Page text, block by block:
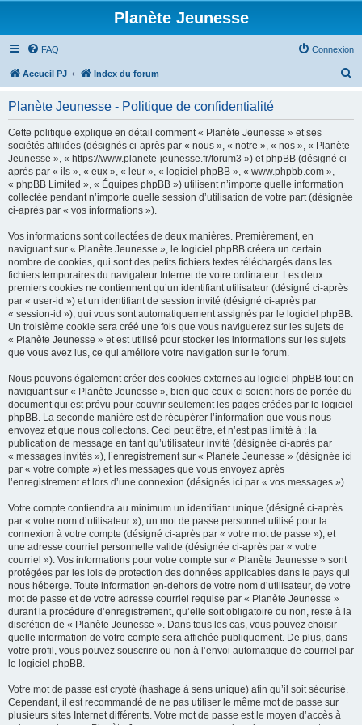
Planète Jeunesse
FAQ Connexion
Accueil PJ Index du forum
Planète Jeunesse - Politique de confidentialité
Cette politique explique en détail comment « Planète Jeunesse » et ses
sociétés affiliées (désignés ci-après par « nous », « notre », « nos », « Planète
Jeunesse », « https://www.planete-jeunesse.fr/forum3 ») et phpBB (désigné ci-
après par « ils », « eux », « leur », « logiciel phpBB », « www.phpbb.com »,
« phpBB Limited », « Équipes phpBB ») utilisent n’importe quelle information
collectée pendant n’importe quelle session d’utilisation de votre part (désignée
ci-après par « vos informations »).
Vos informations sont collectées de deux manières. Premièrement, en
naviguant sur « Planète Jeunesse », le logiciel phpBB créera un certain
nombre de cookies, qui sont des petits fichiers textes téléchargés dans les
fichiers temporaires du navigateur Internet de votre ordinateur. Les deux
premiers cookies ne contiennent qu’un identifiant utilisateur (désigné ci-après
par « user-id ») et un identifiant de session invité (désigné ci-après par
« session-id »), qui vous sont automatiquement assignés par le logiciel phpBB.
Un troisième cookie sera créé une fois que vous naviguerez sur les sujets de
« Planète Jeunesse » et est utilisé pour stocker les informations sur les sujets
que vous avez lus, ce qui améliore votre navigation sur le forum.
Nous pouvons également créer des cookies externes au logiciel phpBB tout en
naviguant sur « Planète Jeunesse », bien que ceux-ci soient hors de portée du
document qui est prévu pour couvrir seulement les pages créées par le logiciel
phpBB. La seconde manière est de récupérer l’information que vous nous
envoyez et que nous collectons. Ceci peut être, et n’est pas limité à : la
publication de message en tant qu’utilisateur invité (désignée ci-après par
« messages invités »), l’enregistrement sur « Planète Jeunesse » (désignée ici
par « votre compte ») et les messages que vous envoyez après
l’enregistrement et lors d’une connexion (désignés ici par « vos messages »).
Votre compte contiendra au minimum un identifiant unique (désigné ci-après
par « votre nom d’utilisateur »), un mot de passe personnel utilisé pour la
connexion à votre compte (désigné ci-après par « votre mot de passe »), et
une adresse courriel personnelle valide (désignée ci-après par « votre
courriel »). Vos informations pour votre compte sur « Planète Jeunesse » sont
protégées par les lois de protection des données applicables dans le pays qui
nous héberge. Toute information en-dehors de votre nom d’utilisateur, de votre
mot de passe et de votre adresse courriel requise par « Planète Jeunesse »
durant la procédure d’enregistrement, qu’elle soit obligatoire ou non, reste à la
discrétion de « Planète Jeunesse ». Dans tous les cas, vous pouvez choisir
quelle information de votre compte sera affichée publiquement. De plus, dans
votre profil, vous pouvez souscrire ou non à l’envoi automatique de courriel par
le logiciel phpBB.
Votre mot de passe est crypté (hashage à sens unique) afin qu’il soit sécurisé.
Cependant, il est recommandé de ne pas utiliser le même mot de passe sur
plusieurs sites Internet différents. Votre mot de passe est le moyen d’accès à